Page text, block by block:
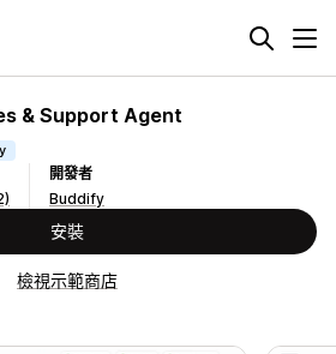
& Support Agent
開發者
Buddify
安裝
檢視示範商店